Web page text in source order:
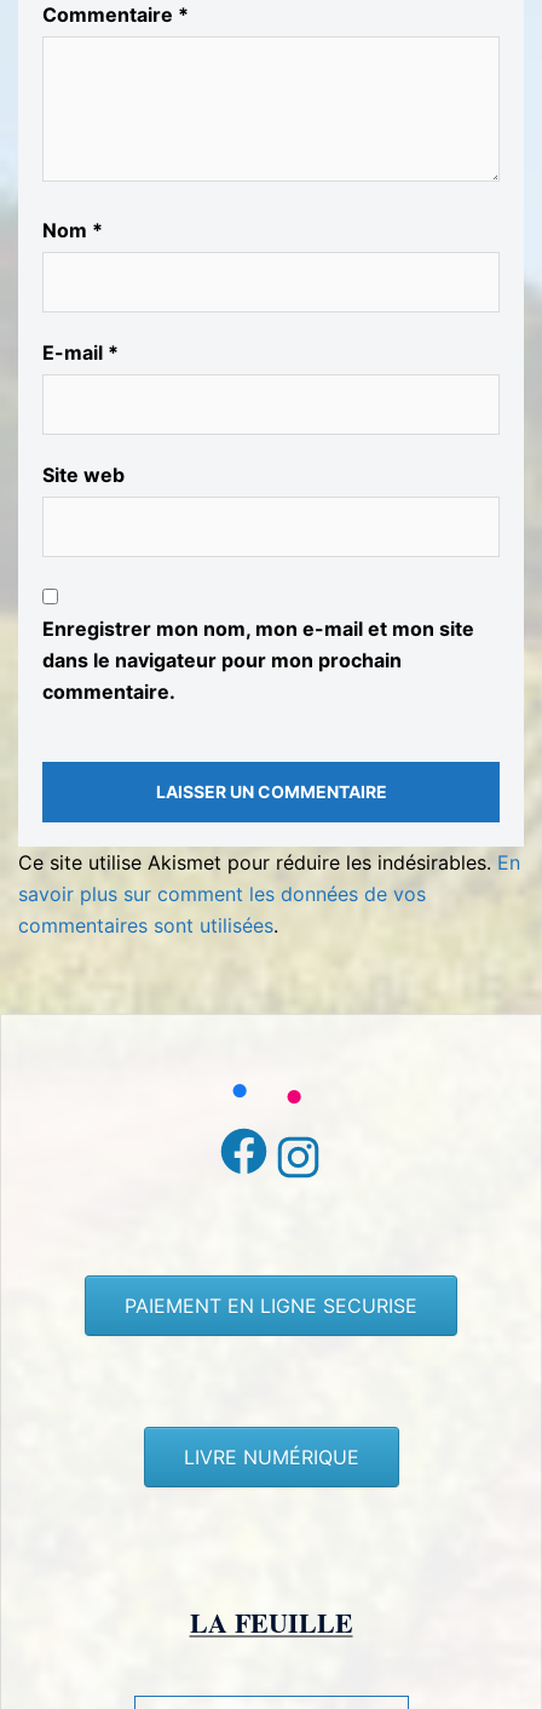
Commentaire *
Nom *
E-mail *
Site web
Enregistrer mon nom, mon e-mail et mon site
dans le navigateur pour mon prochain
commentaire.
Ce site utilise Akismet pour réduire les indésirables. En
savoir plus sur comment les données de vos
commentaires sont utilisées.
Facebook
Instagram
PAIEMENT EN LIGNE SECURISE
LIVRE NUMÉRIQUE
LA FEUILLE